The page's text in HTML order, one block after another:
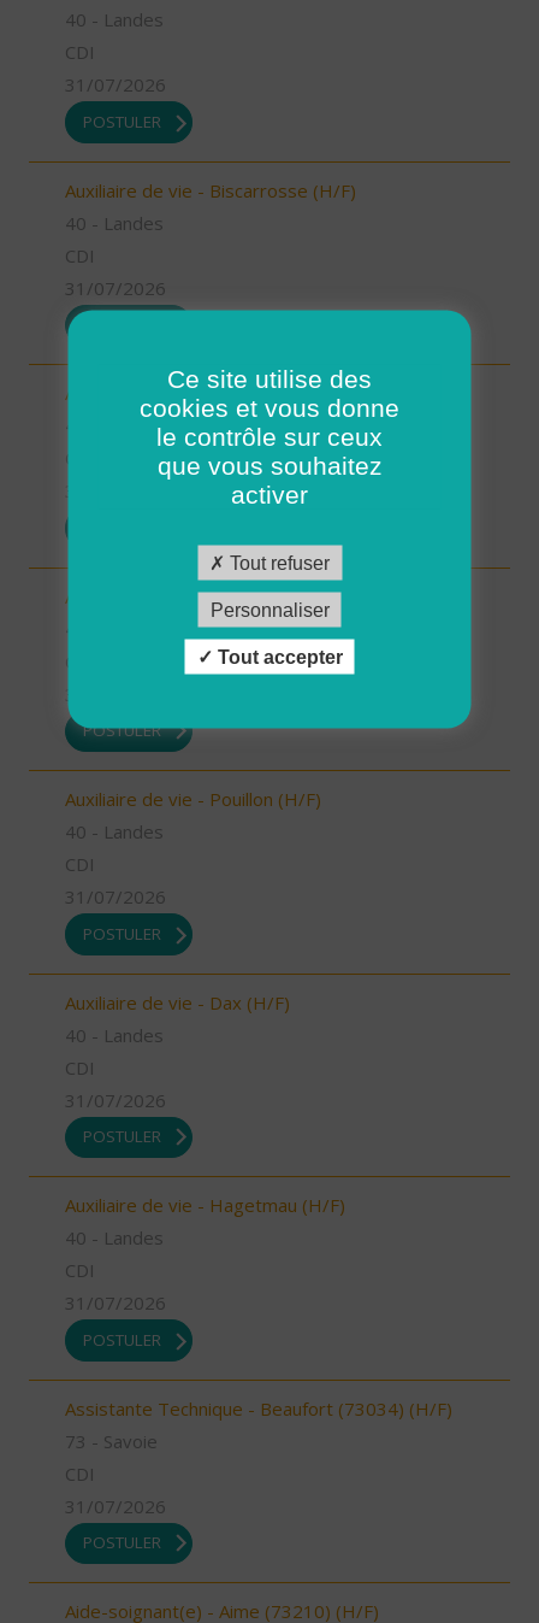
40 - Landes
CDI
31/07/2026
POSTULER
Auxiliaire de vie - Biscarrosse (H/F)
40 - Landes
CDI
31/07/2026
Auxiliaire de vie - Oeyreluy (H/F)
40 - Landes
Auxiliaire de vie - Mugron (H/F)
POSTULER
Auxiliaire de vie - Pouillon (H/F)
40 - Landes
CDI
31/07/2026
POSTULER
Auxiliaire de vie - Dax (H/F)
40 - Landes
CDI
31/07/2026
POSTULER
Auxiliaire de vie - Hagetmau (H/F)
40 - Landes
CDI
31/07/2026
POSTULER
Assistante Technique - Beaufort (73034) (H/F)
73 - Savoie
CDI
31/07/2026
POSTULER
Aide-soignant(e) - Aime (73210) (H/F)
Ce site utilise des
cookies et vous donne
le contrôle sur ceux
que vous souhaitez
activer
Tout refuser
Personnaliser
Tout accepter